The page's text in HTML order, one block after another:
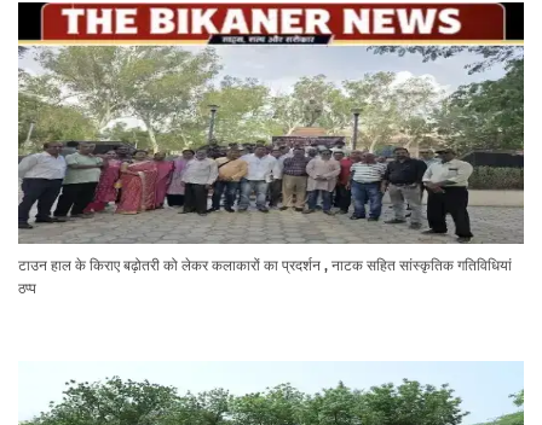
टाउन हाल के किराए बढ़ोतरी को लेकर कलाकारों का प्रदर्शन , नाटक सहित सांस्कृतिक गतिविधियां
ठप्प